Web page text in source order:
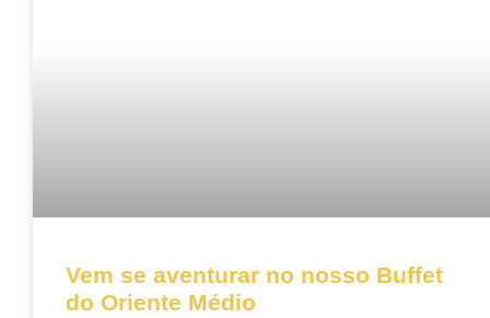
Vem se aventurar no nosso Buffet
do Oriente Médio